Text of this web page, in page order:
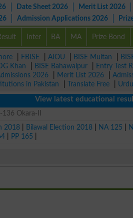
Date Sheet 2026 Merit List 2026
Admission Applications 2026
Inter BA MA Prize Bond
FBISE AIOU BISE Multan
Khan BISE Bahawalpur Entry Test
2026 Merit List 2026
in Pakistan Translate Free
View latest educational results
Okara-II
2018 Bilawal Election 2018 NA 125
PP 165